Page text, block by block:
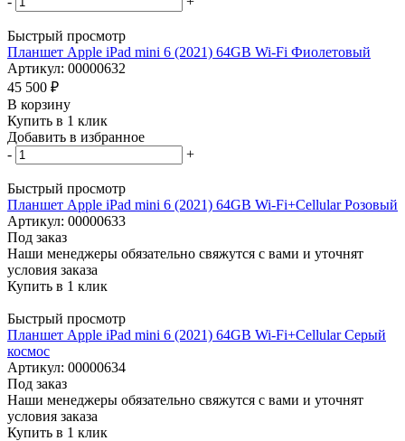
Быстрый просмотр
Планшет Apple iPad mini 6 (2021) 64GB Wi-Fi Фиолетовый
Артикул: 00000632
45 500 ₽
В корзину
Купить в 1 клик
Добавить в избранное
-
+
Быстрый просмотр
Планшет Apple iPad mini 6 (2021) 64GB Wi-Fi+Cellular Розовый
Артикул: 00000633
Под заказ
Наши менеджеры обязательно свяжутся с вами и уточнят
условия заказа
Купить в 1 клик
Быстрый просмотр
Планшет Apple iPad mini 6 (2021) 64GB Wi-Fi+Cellular Серый
космос
Артикул: 00000634
Под заказ
Наши менеджеры обязательно свяжутся с вами и уточнят
условия заказа
Купить в 1 клик